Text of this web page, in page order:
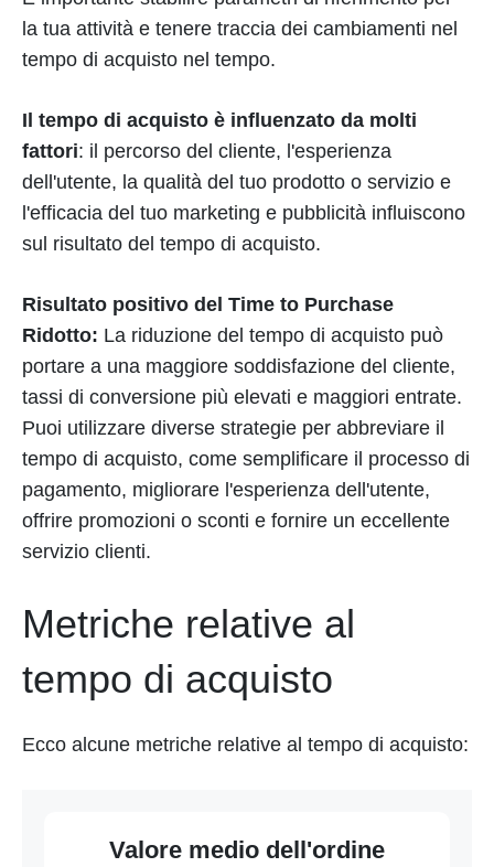
la tua attività e tenere traccia dei cambiamenti nel
tempo di acquisto nel tempo.
Il tempo di acquisto è influenzato da molti
fattori: il percorso del cliente, l'esperienza
dell'utente, la qualità del tuo prodotto o servizio e
l'efficacia del tuo marketing e pubblicità influiscono
sul risultato del tempo di acquisto.
Risultato positivo del Time to Purchase
Ridotto: La riduzione del tempo di acquisto può
portare a una maggiore soddisfazione del cliente,
tassi di conversione più elevati e maggiori entrate.
Puoi utilizzare diverse strategie per abbreviare il
tempo di acquisto, come semplificare il processo di
pagamento, migliorare l'esperienza dell'utente,
offrire promozioni o sconti e fornire un eccellente
servizio clienti.
Metriche relative al
tempo di acquisto
Ecco alcune metriche relative al tempo di acquisto:
Valore medio dell'ordine